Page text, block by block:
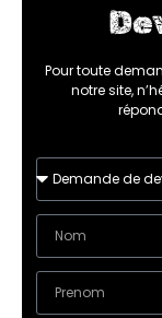
Pour toute
notre site,